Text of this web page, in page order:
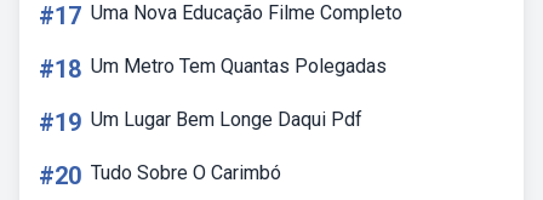
#17 Uma Nova Educação Filme Completo
#18 Um Metro Tem Quantas Polegadas
#19 Um Lugar Bem Longe Daqui Pdf
#20 Tudo Sobre O Carimbó